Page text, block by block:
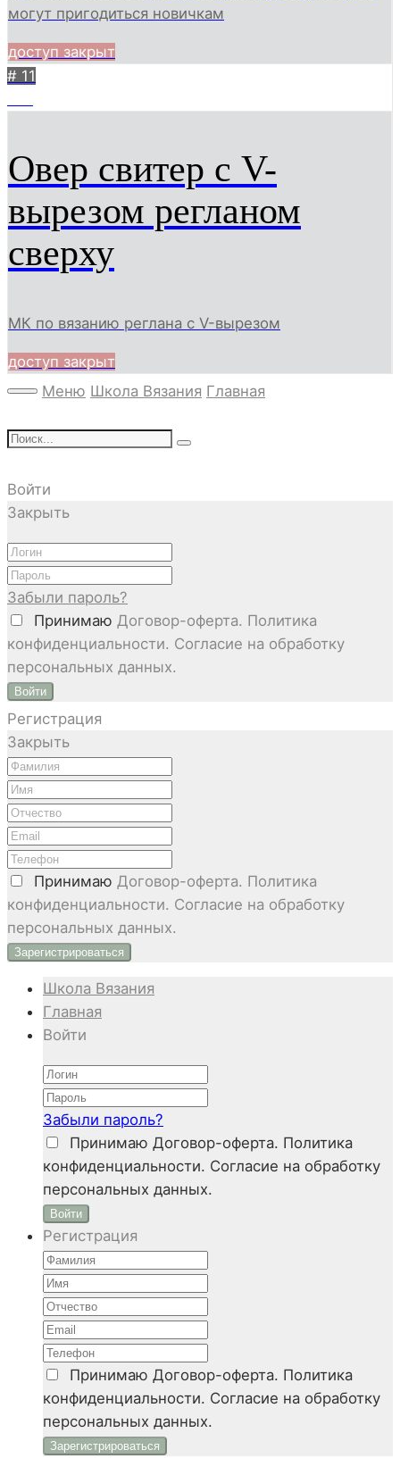
могут пригодиться новичкам
доступ закрыт
# 11
Овер свитер с V-
вырезом регланом
сверху
МК по вязанию реглана с V-вырезом
доступ закрыт
Меню Школа Вязания Главная
Войти
Закрыть
Забыли пароль?
Принимаю Договор-оферта. Политика
конфиденциальности. Согласие на обработку
персональных данных.
Войти
Регистрация
Закрыть
Принимаю Договор-оферта. Политика
конфиденциальности. Согласие на обработку
персональных данных.
Школа Вязания
Главная
Войти
Забыли пароль?
Принимаю Договор-оферта. Политика
конфиденциальности. Согласие на обработку
персональных данных.
Войти
Регистрация
Принимаю Договор-оферта. Политика
конфиденциальности. Согласие на обработку
персональных данных.